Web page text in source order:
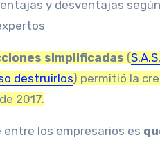
simplificadas (S.A.S.
destruirlos) permitió la
2017.
los empresarios es